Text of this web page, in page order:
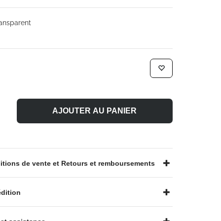
AJOUTER AU PANIER
de vente et Retours et remboursements